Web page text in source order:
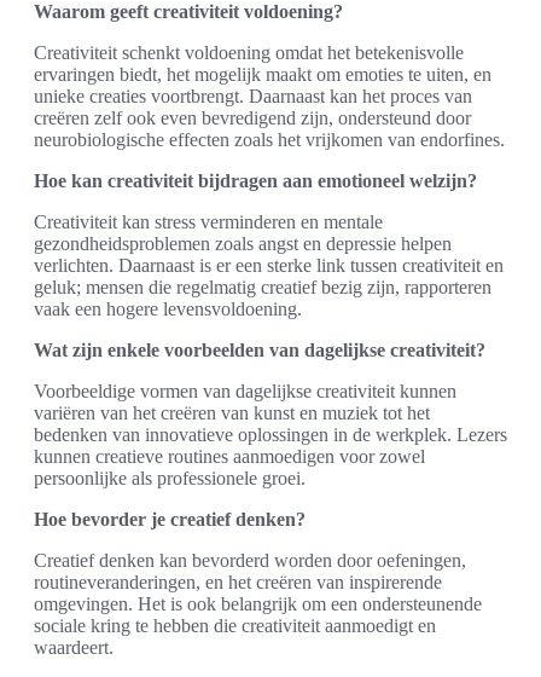
Waarom geeft creativiteit voldoening?
Creativiteit schenkt voldoening omdat het betekenisvolle
ervaringen biedt, het mogelijk maakt om emoties te uiten, en
unieke creaties voortbrengt. Daarnaast kan het proces van
creëren zelf ook even bevredigend zijn, ondersteund door
neurobiologische effecten zoals het vrijkomen van endorfines.
Hoe kan creativiteit bijdragen aan emotioneel welzijn?
Creativiteit kan stress verminderen en mentale
gezondheidsproblemen zoals angst en depressie helpen
verlichten. Daarnaast is er een sterke link tussen creativiteit en
geluk; mensen die regelmatig creatief bezig zijn, rapporteren
vaak een hogere levensvoldoening.
Wat zijn enkele voorbeelden van dagelijkse creativiteit?
Voorbeeldige vormen van dagelijkse creativiteit kunnen
variëren van het creëren van kunst en muziek tot het
bedenken van innovatieve oplossingen in de werkplek. Lezers
kunnen creatieve routines aanmoedigen voor zowel
persoonlijke als professionele groei.
Hoe bevorder je creatief denken?
Creatief denken kan bevorderd worden door oefeningen,
routineveranderingen, en het creëren van inspirerende
omgevingen. Het is ook belangrijk om een ondersteunende
sociale kring te hebben die creativiteit aanmoedigt en
waardeert.